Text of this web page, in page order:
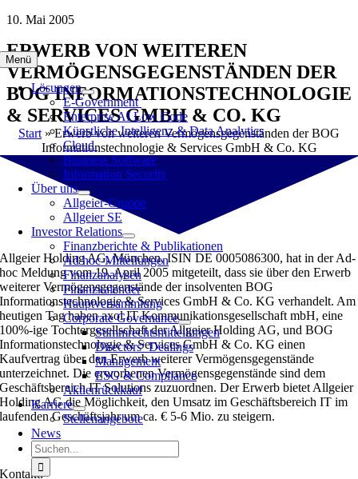
Zum
springen
Menü
Lösungen
E-Government
Enterprise AI Low Code
Künstliche Intelligenz & Data Analytics
Cloud
Business Software
Information Security
Über uns
Allgeier-Gruppe
Allgeier SE
Investor Relations
Finanzberichte & Publikationen
Ad hoc-Mitteilungen
Finanzanalysen
Finanzkalender
Hauptversammlung
Corporate Governance
Stimmrechtsmitteilungen
Directors‘ Dealings
Management
ESG & Compliance
Aktienrückkauf
Karriere
Stellenangebote
News
Suche
nach:
10. Mai 2005
ERWERB VON WEITEREN
VERMÖGENSGEGENSTÄNDEN DER
BOG INFORMATIONSTECHNOLOGIE
& SERVICES GMBH & CO. KG
Start »Erwerb von weiteren Vermögensgegenständen der BOG
Informationstechnologie & Services GmbH & Co. KG
Allgeier Holding AG, München, ISIN DE 0005086300, hat in der Ad-
hoc Meldung vom 19. April 2005 mitgeteilt, dass sie über den Erwerb
weiterer Vermögensgegenstände der insolventen BOG
Informationstechnologie & Services GmbH & Co. KG verhandelt. Am
heutigen Tag haben axol IT Kommunikationsgesellschaft mbH, eine
100%-ige Tochtergesellschaft der Allgeier Holding AG, und BOG
Informationstechnologie & Services GmbH & Co. KG einen
Kaufvertrag über den Erwerb weiterer Vermögensgegenstände
unterzeichnet. Die erworbenen Vermögensgegenstände sind dem
Geschäftsbereich IT Solutions zuzuordnen. Der Erwerb bietet Allgeier
Holding AG die Möglichkeit, den Umsatz im Geschäftsbereich IT im
laufenden Geschäftsjahr um ca. € 5-6 Mio. zu steigern.
Kontakt: